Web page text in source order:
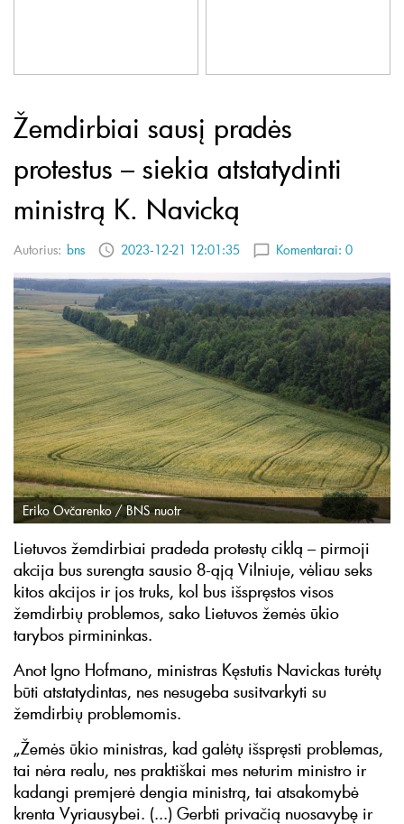
Žemdirbiai sausį pradės
protestus – siekia atstatydinti
ministrą K. Navicką
Autorius: bns 2023-12-21 12:01:35 Komentarai: 0
Eriko Ovčarenko / BNS nuotr
Lietuvos žemdirbiai pradeda protestų ciklą – pirmoji
akcija bus surengta sausio 8-ąją Vilniuje, vėliau seks
kitos akcijos ir jos truks, kol bus išspręstos visos
žemdirbių problemos, sako Lietuvos žemės ūkio
tarybos pirmininkas.
Anot Igno Hofmano, ministras Kęstutis Navickas turėtų
būti atstatydintas, nes nesugeba susitvarkyti su
žemdirbių problemomis.
„Žemės ūkio ministras, kad galėtų išspręsti problemas,
tai nėra realu, nes praktiškai mes neturim ministro ir
kadangi premjerė dengia ministrą, tai atsakomybė
krenta Vyriausybei. (...) Gerbti privačią nuosavybę ir